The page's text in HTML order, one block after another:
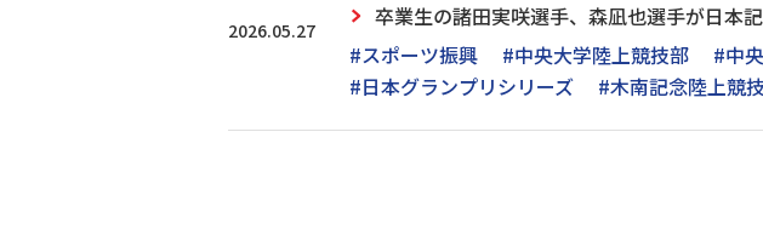
2026.05.27
卒業生の諸田実咲選手、森凪也選手が日本
#スポーツ振興
#中央大学陸上競技部 #中
#日本グランプリシリーズ
#木南記念陸上競